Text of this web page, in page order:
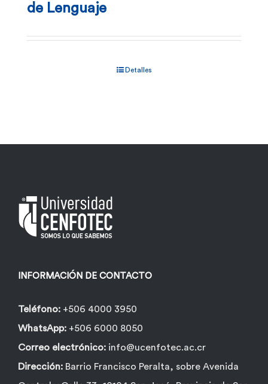
de Lenguaje
Detalles
INFORMACIÓN DE CONTACTO
Teléfono: +506 4000 3950
WhatsApp: +506 6000 8050
Correo electrónico: info@ucenfotec.ac.cr
Dirección: Barrio Francisco Peralta, sobre Avenida